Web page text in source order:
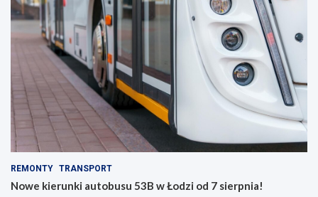
REMONTY TRANSPORT
Nowe kierunki autobusu 53B w Łodzi od 7 sierpnia!